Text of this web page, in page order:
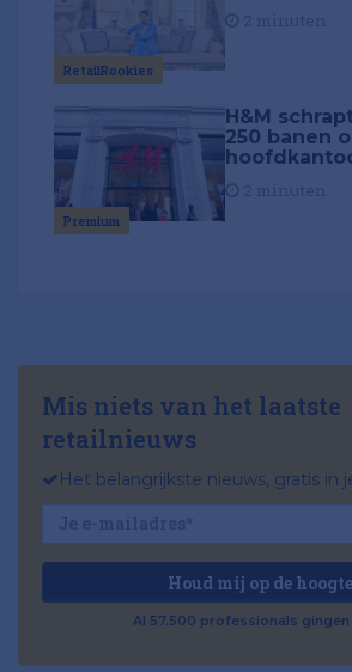
RetailRookies
Premium
H&M
250 banen
Mis niets van het laatste
retailnieuws
Het belangrijkste nieuws, gratis in
Houd mij op de hoogte
Al 57.500 professionals gingen